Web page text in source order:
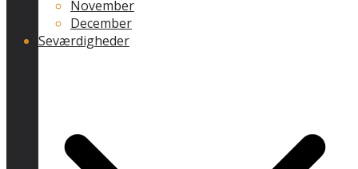
November
December
Seværdigheder